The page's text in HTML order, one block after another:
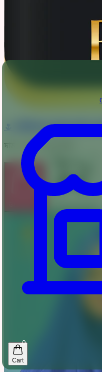
🌷 প্রিমিয়াম দুবাই চেরি
দাম : 1050 1450
0
Cart